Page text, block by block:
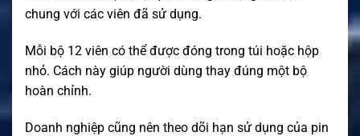
chung với các viên đã sử dụng.
Mỗi bộ 12 viên có thể được đóng trong túi hoặc hộp
nhỏ. Cách này giúp người dùng thay đúng một bộ
hoàn chỉnh.
Doanh nghiệp cũng nên theo dõi hạn sử dụng của pin